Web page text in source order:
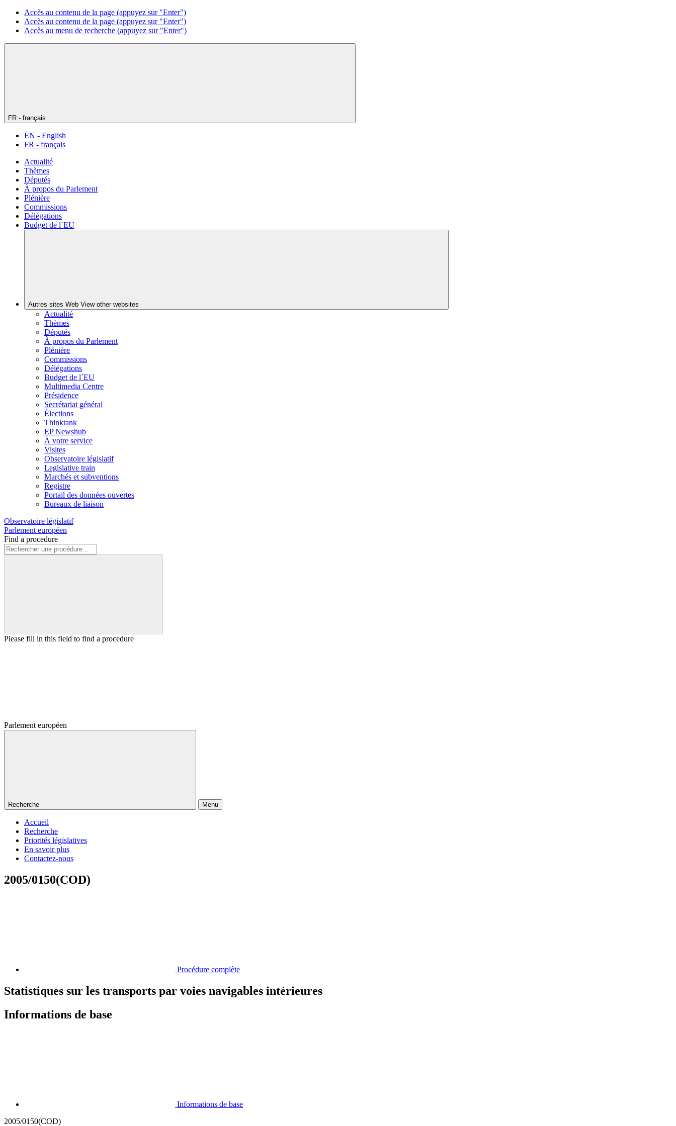
Accès au contenu de la page (appuyez sur "Enter")
Accès au contenu de la page (appuyez sur "Enter")
Accès au menu de recherche (appuyez sur "Enter")
FR - français
EN - English
FR - français
Actualité
Thèmes
Députés
À propos du Parlement
Plénière
Commissions
Délégations
Budget de l´EU
Autres sites Web View other websites
Actualité
Thèmes
Députés
À propos du Parlement
Plénière
Commissions
Délégations
Budget de l´EU
Multimedia Centre
Présidence
Secrétariat général
Élections
Thinktank
EP Newshub
À votre service
Visites
Observatoire législatif
Legislative train
Marchés et subventions
Registre
Portail des données ouvertes
Bureaux de liaison
Observatoire législatif
Parlement européen
Find a procedure
Please fill in this field to find a procedure
Parlement européen
Recherche Menu
Accueil
Recherche
Priorités législatives
En savoir plus
Contactez-nous
2005/0150(COD)
Procédure complète
Statistiques sur les transports par voies navigables intérieures
Informations de base
Informations de base
2005/0150(COD)